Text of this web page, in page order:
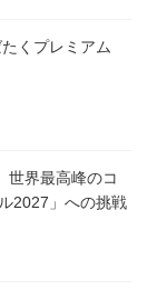
くプレミアム
世界最高峰のコ
2027」への挑戦